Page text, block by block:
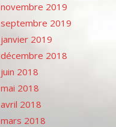
novembre 2019
septembre 2019
janvier 2019
décembre 2018
juin 2018
mai 2018
avril 2018
mars 2018